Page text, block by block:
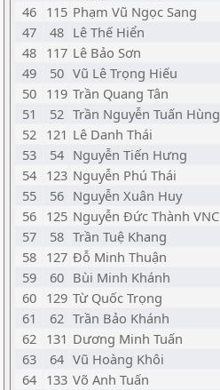
46 115 Phạm Vũ Ngọc Sang
47
48 Lê Thế Hiển
48 117 Lê Bảo Sơn
49
50 Vũ Lê Trọng Hiếu
50 119 Trần Quang Tân
51
52 Trần Nguyễn Tuấn Hùng
52 121 Lê Danh Thái
53
54 Nguyễn Tiến Hưng
54 123 Nguyễn Phú Thái
55
56 Nguyễn Xuân Huy
56 125 Nguyễn Đức Thành VNC
57
58 Trần Tuệ Khang
58 127 Đỗ Minh Thuận
59
60 Bùi Minh Khánh
60 129 Từ Quốc Trọng
61
62 Trần Bảo Khánh
62 131 Dương Minh Tuấn
63
64 Vũ Hoàng Khôi
64 133 Võ Anh Tuấn